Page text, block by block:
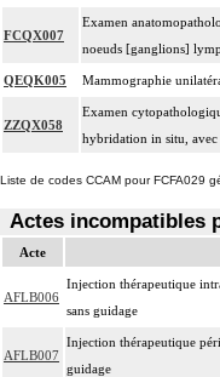
FCQX007
Examen
noeuds [ganglions]
QEQK005 Mammographie
ZZQX058
Examen
hybridation in situ,
Liste de codes CCAM pour FCFA029
Actes incompatibles
Acte
AFLB006
Injection thérapeutique
sans guidage
AFLB007
Injection thérapeutique
guidage